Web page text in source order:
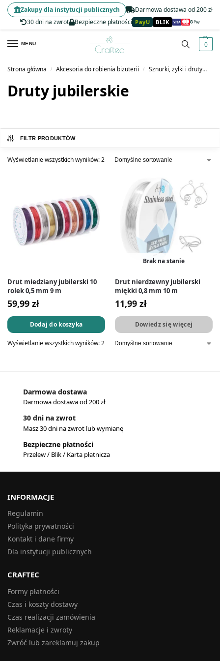
Darmowa dostawa od 200 zł
30 dni na zwrot
Bezpieczne płatności PayU BLIK
Zakupy dla instytucji publicznych
MENU 0
Strona główna / Akcesoria do robienia biżuterii / Sznurki, żyłki i druty
Druty jubilerskie
FILTR PRODUKTÓW
Wyświetlanie wszystkich wyników: 2
Drut miedziany jubilerski 10
rolek 0,5 mm 9 m
59,99 zł
Dodaj do koszyka
Brak na stanie
Drut nierdzewny jubilerski
miękki 0,8 mm 10 m
11,99 zł
Dowiedz się więcej
Wyświetlanie wszystkich wyników: 2
Darmowa dostawa
Darmowa dostawa od 200 zł
30 dni na zwrot
Masz 30 dni na zwrot lub wymianę
Bezpieczne płatności
Przelew / Blik / Karta płatnicza
INFORMACJE
Regulamin
Polityka prywatności
Kontakt i dane firmy
Dla instytucji publicznych
CRAFTEC
Formy płatności
Czas i koszty dostawy
Czas realizacji zamówienia
Reklamacje i zwroty
Zwróć lub zareklamuj zakup